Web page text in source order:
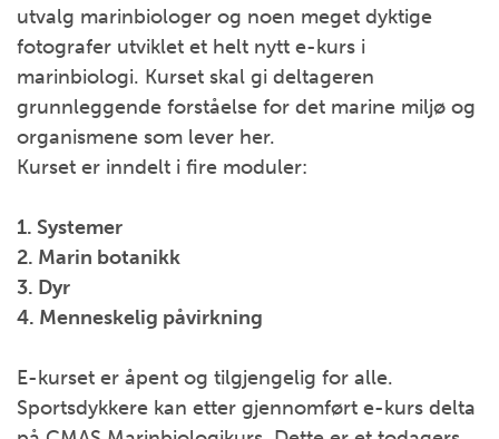
utvalg marinbiologer og noen meget dyktige
fotografer utviklet et helt nytt e-kurs i
marinbiologi. Kurset skal gi deltageren
grunnleggende forståelse for det marine miljø og
organismene som lever her.
Kurset er inndelt i fire moduler:
1. Systemer
2. Marin botanikk
3. Dyr
4. Menneskelig påvirkning
E-kurset er åpent og tilgjengelig for alle.
Sportsdykkere kan etter gjennomført e-kurs delta